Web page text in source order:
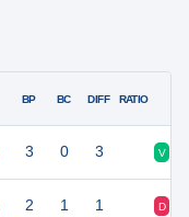
BP BC DIFF RATIO
3 0 3 V
2 1 1 D